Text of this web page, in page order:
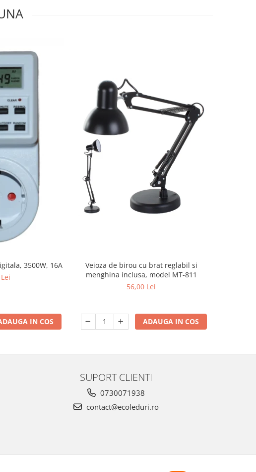
3500W, 16A
IN COS
Veioza de birou cu brat reglabil si
menghina inclusa, model MT-811
56,00 Lei
ADAUGA IN COS
SUPORT CLIENTI
0730071938
contact@ecoleduri.ro